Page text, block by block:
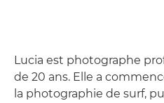
Lucia est photographe
de 20 ans. Elle a
la photographie de surf,